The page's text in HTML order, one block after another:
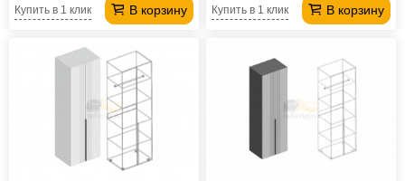
В корзину
Купить в 1 клик В корзину
Купить в 1 клик